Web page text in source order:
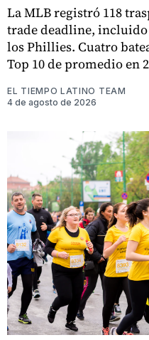
La MLB registró 118
trade deadline, incluido
los Phillies. Cuatro
Top 10 de promedio en
EL TIEMPO LATINO TEAM
4 de agosto de 2026